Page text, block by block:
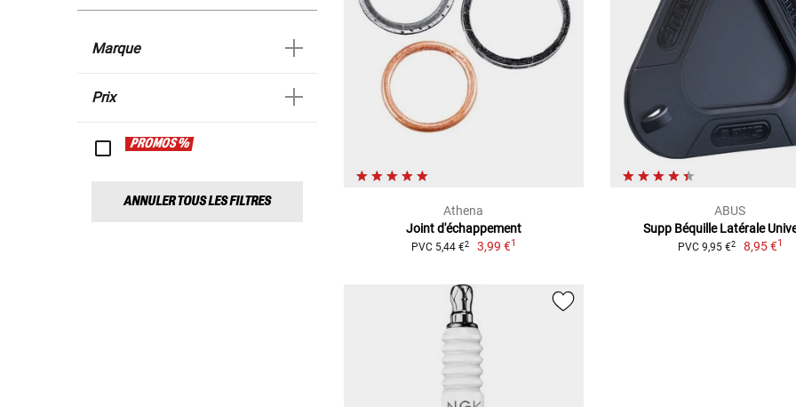
Marque
Prix
PROMOS %
ANNULER TOUS LES FILTRES
Athena
Joint d'échappement
PVC 5,44 €2 3,99 €1
ABUS
Supp Béquille Latérale
PVC 9,95 €2 8,95 €1